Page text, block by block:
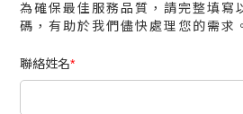
為確保最佳服務品質，請完整填寫
碼，有助於我們儘快處理您的需
聯絡姓名*